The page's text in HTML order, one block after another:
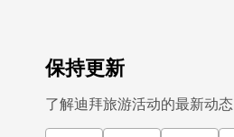
保持更新
了解迪拜旅游活动的最新动态